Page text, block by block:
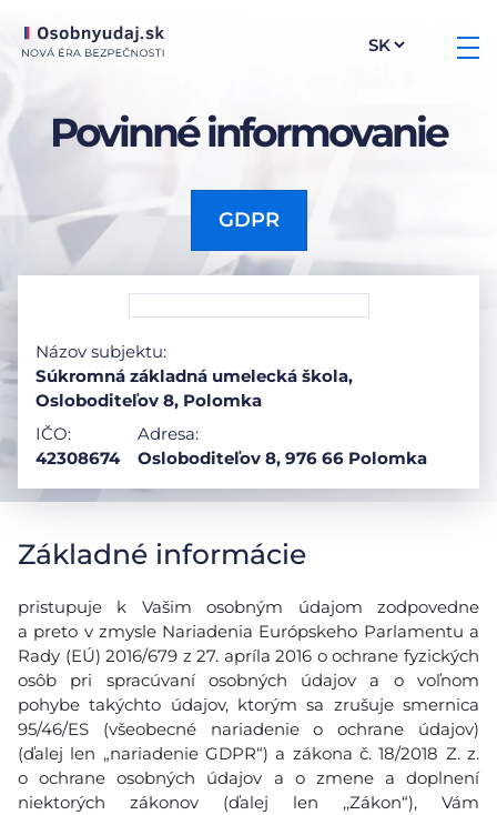
Povinné informovanie
GDPR
Názov subjektu:
Súkromná základná umelecká škola,
Osloboditeľov 8, Polomka
IČO:
42308674
Adresa:
Osloboditeľov 8, 976 66 Polomka
Základné informácie
pristupuje k Vašim osobným údajom zodpovedne
a preto v zmysle Nariadenia Európskeho Parlamentu a
Rady (EÚ) 2016/679 z 27. apríla 2016 o ochrane fyzických
osôb pri spracúvaní osobných údajov a o voľnom
pohybe takýchto údajov, ktorým sa zrušuje smernica
95/46/ES (všeobecné nariadenie o ochrane údajov)
(ďalej len „nariadenie GDPR“) a zákona č. 18/2018 Z. z.
o ochrane osobných údajov a o zmene a doplnení
niektorých zákonov (ďalej len ,,Zákon“), Vám